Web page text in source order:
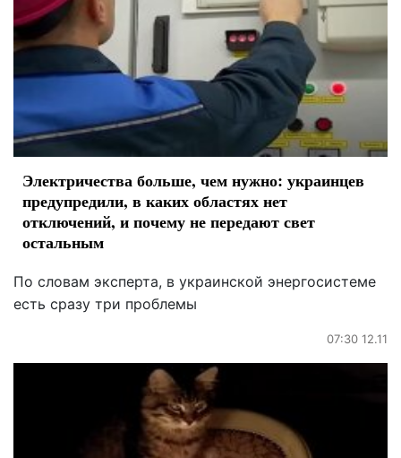
Электричества больше, чем нужно: украинцев
предупредили, в каких областях нет
отключений, и почему не передают свет
остальным
По словам эксперта, в украинской энергосистеме
есть сразу три проблемы
07:30 12.11